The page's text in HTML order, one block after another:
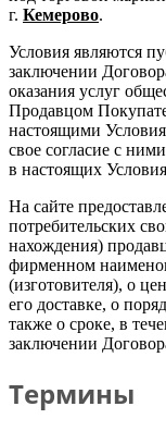
г. Кемерово.
Условия являются
заключении
оказания услуг
Продавцом
настоящими
свое согласие с
в настоящих
На сайте
потребительских
нахождения)
фирменном
(изготовителя), о
его доставке, о
также о сроке, в
заключении
Термины